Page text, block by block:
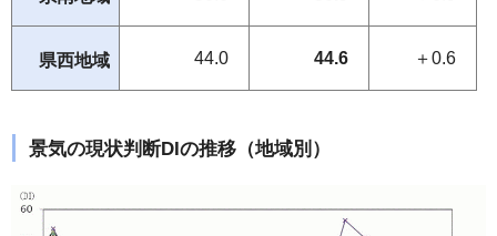
県西地域 44.0 44.6 ＋0.6
景気の現状判断DIの推移（地域別）